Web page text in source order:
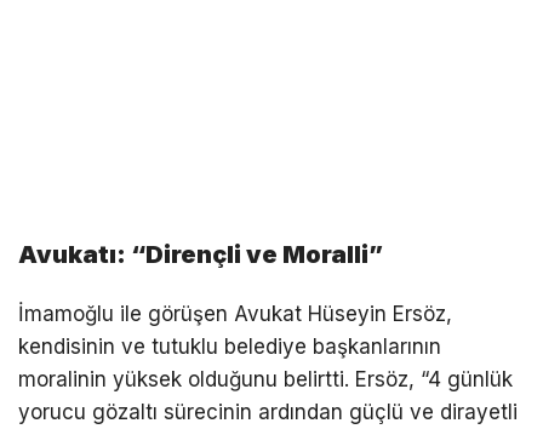
Avukatı: “Dirençli ve Moralli”
İmamoğlu ile görüşen Avukat Hüseyin Ersöz,
kendisinin ve tutuklu belediye başkanlarının
moralinin yüksek olduğunu belirtti. Ersöz, “4 günlük
yorucu gözaltı sürecinin ardından güçlü ve dirayetli